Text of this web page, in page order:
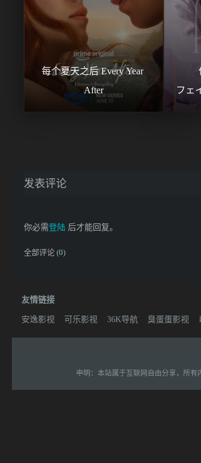
每个夏天之后 Every Year
After
フェ
发表评论
你必需登陆 后才能回复。
全部评论 (0)
友情链接
安逸影视 可乐影视 36K导航 臭蛋蛋影视
申明：本站属于互联网自由分享，所